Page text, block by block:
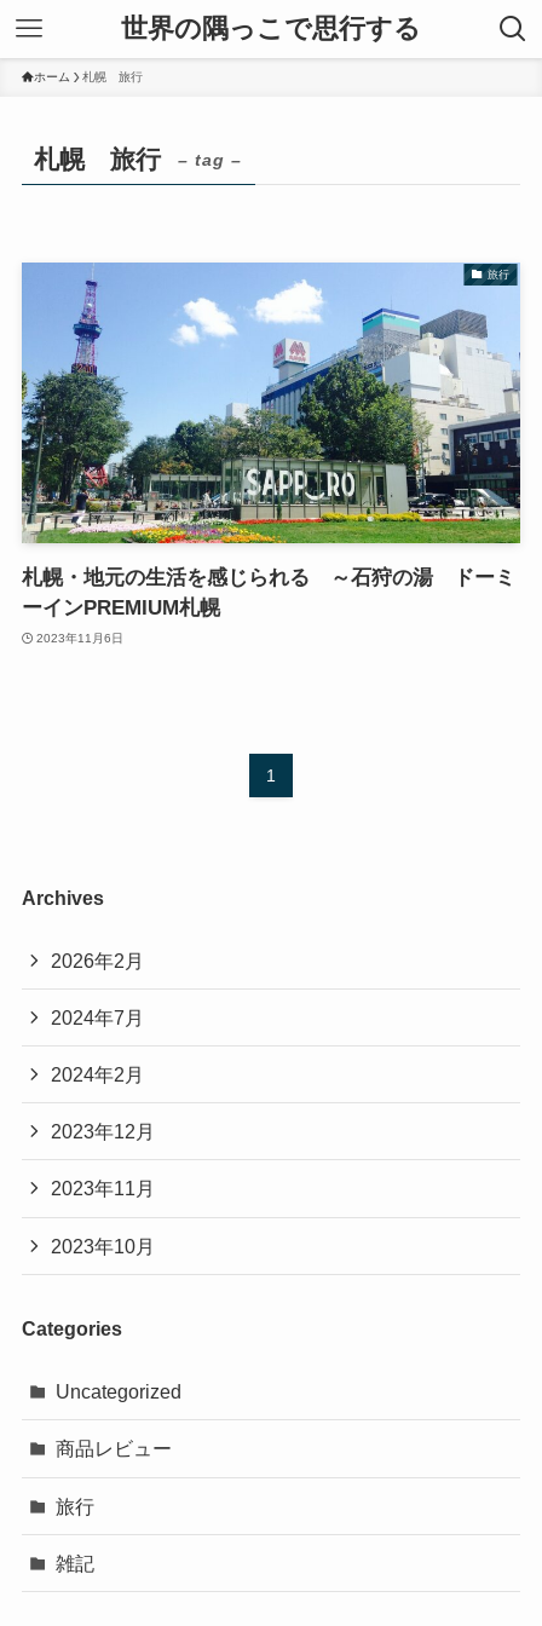
世界の隅っこで思行する
ホーム 札幌 旅行
札幌 旅行 – tag –
旅行
札幌・地元の生活を感じられる ～石狩の湯 ドーミ
ーインPREMIUM札幌
2023年11月6日
1
Archives
2026年2月
2024年7月
2024年2月
2023年12月
2023年11月
2023年10月
Categories
Uncategorized
商品レビュー
旅行
雑記